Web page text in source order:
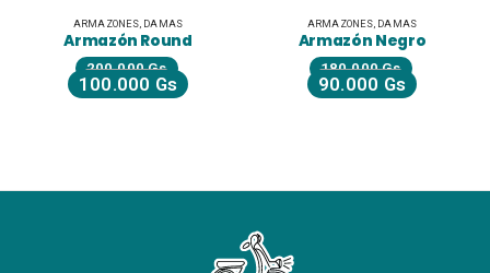
ARMAZONES DAMAS
Armazón Round
200.000Gs
100.000 Gs
ARMAZONES DAMAS
Armazón Negro
180.000Gs
90.000 Gs